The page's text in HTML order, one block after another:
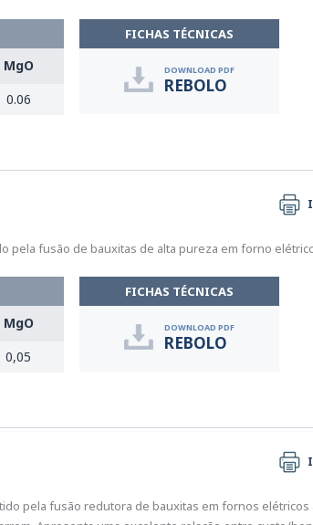
MgO
0.06
FICHAS TÉCNICAS
DOWNLOAD PDF
REBOLO
pela fusão de bauxitas de alta pureza em forno
MgO
0,05
FICHAS TÉCNICAS
DOWNLOAD PDF
REBOLO
pela fusão redutora de bauxitas em fornos elétricos